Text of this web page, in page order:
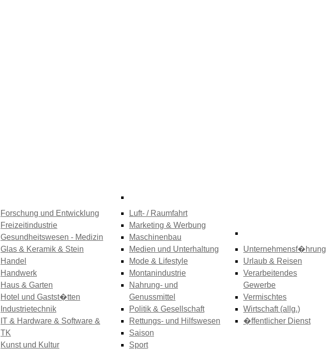
Forschung und Entwicklung
Freizeitindustrie
Gesundheitswesen - Medizin
Glas & Keramik & Stein
Handel
Handwerk
Haus & Garten
Hotel und Gastst�tten
Industrietechnik
IT & Hardware & Software &
TK
Kunst und Kultur
Luft- / Raumfahrt
Marketing & Werbung
Maschinenbau
Medien und Unterhaltung
Mode & Lifestyle
Montanindustrie
Nahrung- und
Genussmittel
Politik & Gesellschaft
Rettungs- und Hilfswesen
Saison
Sport
Unternehmensf�hrung
Urlaub & Reisen
Verarbeitendes
Gewerbe
Vermischtes
Wirtschaft (allg.)
�ffentlicher Dienst